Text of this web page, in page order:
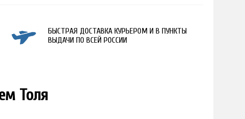
БЫСТРАЯ ДОСТАВКА КУРЬЕРОМ И В ПУНКТЫ
ВЫДАЧИ ПО ВСЕЙ РОССИИ
Толя